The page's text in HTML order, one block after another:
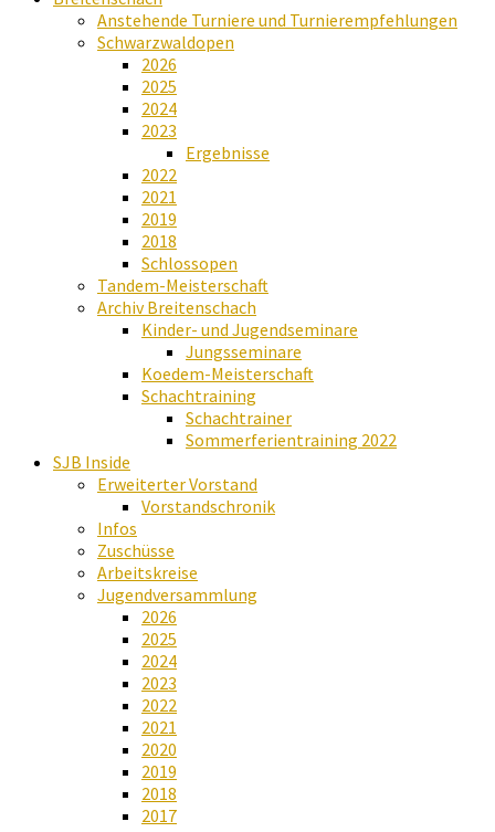
Anstehende Turniere und Turnierempfehlungen
Schwarzwaldopen
2026
2025
2024
2023
Ergebnisse
2022
2021
2019
2018
Schlossopen
Tandem-Meisterschaft
Archiv Breitenschach
Kinder- und Jugendseminare
Jungsseminare
Koedem-Meisterschaft
Schachtraining
Schachtrainer
Sommerferientraining 2022
SJB Inside
Erweiterter Vorstand
Vorstandschronik
Infos
Zuschüsse
Arbeitskreise
Jugendversammlung
2026
2025
2024
2023
2022
2021
2020
2019
2018
2017